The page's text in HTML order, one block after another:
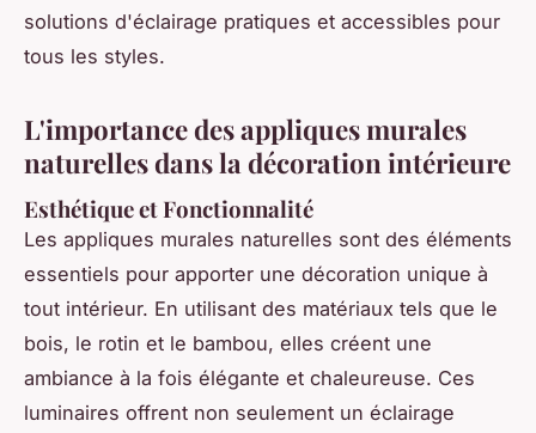
solutions d'éclairage pratiques et accessibles pour
tous les styles.
L'importance des appliques murales
naturelles dans la décoration intérieure
Esthétique et Fonctionnalité
Les appliques murales naturelles sont des éléments
essentiels pour apporter une décoration unique à
tout intérieur. En utilisant des matériaux tels que le
bois, le rotin et le bambou, elles créent une
ambiance à la fois élégante et chaleureuse. Ces
luminaires offrent non seulement un éclairage